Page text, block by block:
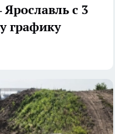
с 3
графику